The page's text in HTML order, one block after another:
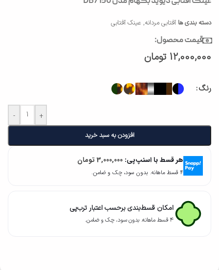
دسته بندی ها آفتابی مردانه, عینک آفتابی
قیمت محصول:
12,000,000 تومان
رنگ
- +
افزودن به سبد خرید
هر قسط با اسنپ‌پی: 3,000,000 تومان
۴ قسط ماهانه. بدون سود، چک و ضامن.
امکان قسط‌بندی برحسب اعتبار ترب‌پی
۴ قسط ماهانه. بدون سود، چک و ضامن.